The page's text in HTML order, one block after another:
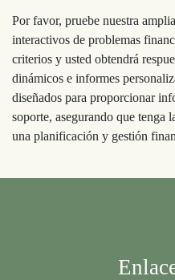
Por favor, pruebe nuestra
interactivos de problemas
criterios y usted obtendrá
dinámicos e informes
diseñados para proporcionar
soporte, asegurando que tenga
una planificación y gestión